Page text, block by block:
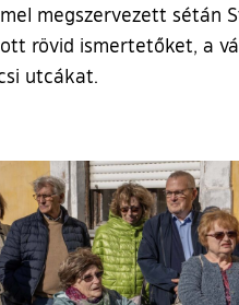
megszervezett sétán
rövid ismertetőket, a
utcákat.